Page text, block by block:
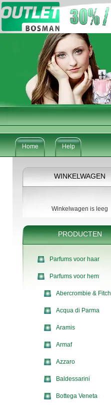
Home Help
WINKELWAGEN
Winkelwagen is leeg
PRODUCTEN
Parfums voor haar
Parfums voor hem
Abercrombie & Fitch
Acqua di Parma
Aramis
Armaf
Azzaro
Baldessarini
Bottega Veneta